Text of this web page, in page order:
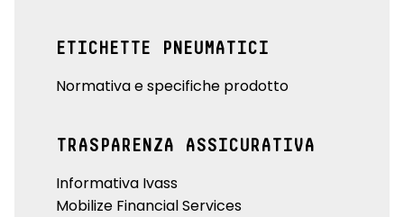
ETICHETTE PNEUMATICI
Normativa e specifiche prodotto
TRASPARENZA ASSICURATIVA
Informativa Ivass
Mobilize Financial Services